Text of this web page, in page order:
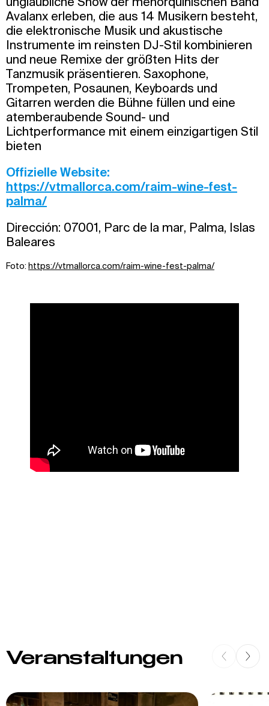
Avalanx erleben, die aus 14 Musikern besteht,
die elektronische Musik und akustische
Instrumente im reinsten DJ-Stil kombinieren
und neue Remixe der größten Hits der
Tanzmusik präsentieren. Saxophone,
Trompeten, Posaunen, Keyboards und
Gitarren werden die Bühne füllen und eine
atemberaubende Sound- und
Lichtperformance mit einem einzigartigen Stil
bieten
Offizielle Website:
https://vtmallorca.com/raim-wine-fest-
palma/
Dirección: 07001, Parc de la mar, Palma, Islas
Baleares
Foto: https://vtmallorca.com/raim-wine-fest-palma/
Veranstaltungen